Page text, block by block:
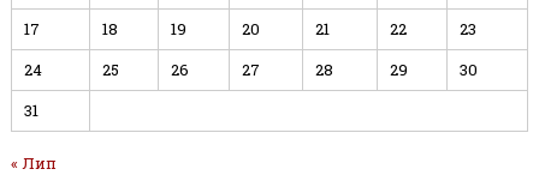
17
18 19 20 21 22
23
24
25 26 27 28 29
30
31
« Лип